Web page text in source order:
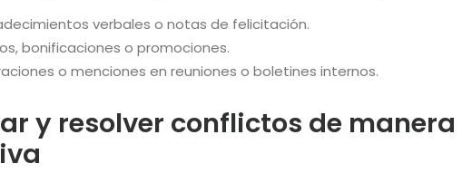
verbales o notas de felicitación.
bonificaciones o promociones.
o menciones en reuniones o boletines internos.
y resolver conflictos de manera